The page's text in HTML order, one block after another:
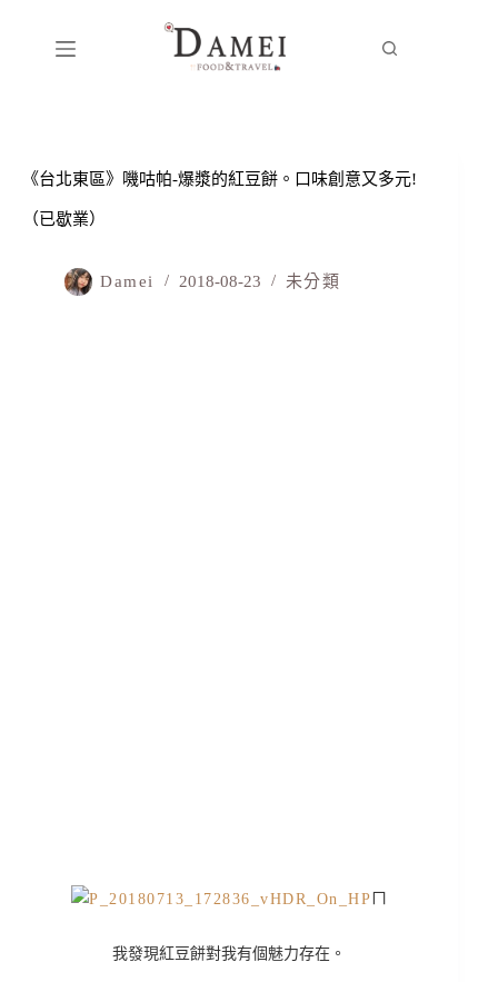
《台北東區》嘰咕帕-爆漿的紅豆餅。口味創意又多元!
（已歇業）
Damei 2018-08-23 未分類
ㄇ
我發現紅豆餅對我有個魅力存在。